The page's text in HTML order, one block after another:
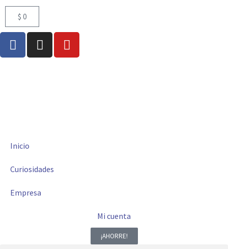
$ 0
¡AHORRE!
Mi cuenta
Inicio
Curiosidades
Empresa